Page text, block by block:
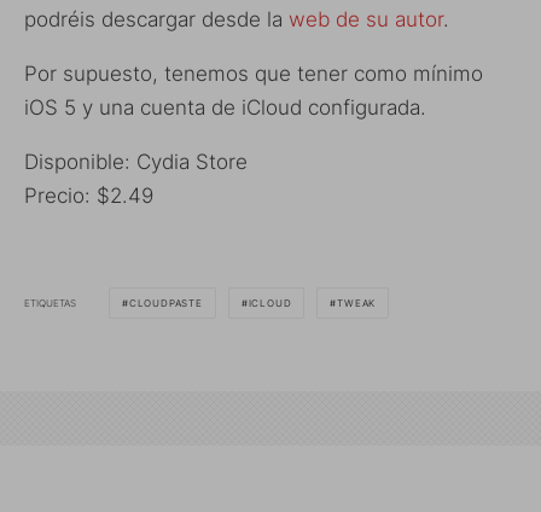
podréis descargar desde la web de su autor.
Por supuesto, tenemos que tener como mínimo
iOS 5 y una cuenta de iCloud configurada.
Disponible: Cydia Store
Precio: $2.49
ETIQUETAS CLOUDPASTE ICLOUD TWEAK